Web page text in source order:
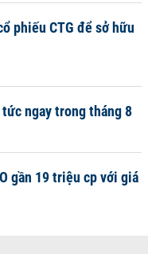
phiếu CTG để sở hữu
ngay trong tháng 8
gần 19 triệu cp với giá